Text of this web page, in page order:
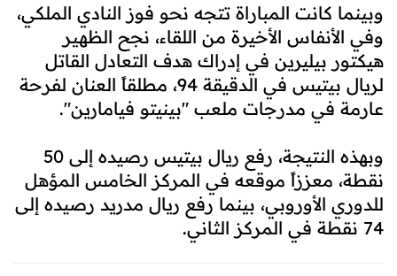
وبينما كانت المباراة تتجه نحو فوز النادي الملكي،
وفي الأنفاس الأخيرة من اللقاء، نجح الظهير
هيكتور بيليرين في إدراك هدف التعادل القاتل
لريال بيتيس في الدقيقة 94، مطلقاً العنان لفرحة
عارمة في مدرجات ملعب "بينيتو فيامارين".
وبهذه النتيجة، رفع ريال بيتيس رصيده إلى 50
نقطة، معززاً موقعه في المركز الخامس المؤهل
للدوري الأوروبي، بينما رفع ريال مدريد رصيده إلى
74 نقطة في المركز الثاني.